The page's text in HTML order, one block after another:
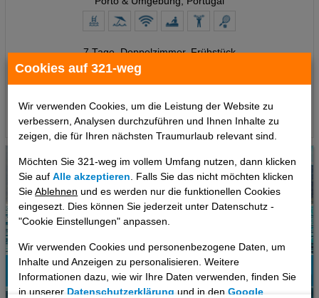
Cookies auf 321-weg
Wir verwenden Cookies, um die Leistung der Website zu
verbessern, Analysen durchzuführen und Ihnen Inhalte zu
zeigen, die für Ihren nächsten Traumurlaub relevant sind.
Möchten Sie 321-weg im vollem Umfang nutzen, dann klicken
Sie aufAlle akzeptieren . Falls Sie das nicht möchten klicken
SieAblehnen und es werden nur die funktionellen Cookies
eingesezt. Dies können Sie jederzeit unter Datenschutz -
"Cookie Einstellungen" anpassen.
Wir verwenden Cookies und personenbezogene Daten, um
Inhalte und Anzeigen zu personalisieren. Weitere
Informationen dazu, wie wir Ihre Daten verwenden, finden Sie
in unsererDatenschutzerklärung und in denGoogle
7 Tage, Doppelzimmer, Frühstück
ab
pro Person
Termine
100%